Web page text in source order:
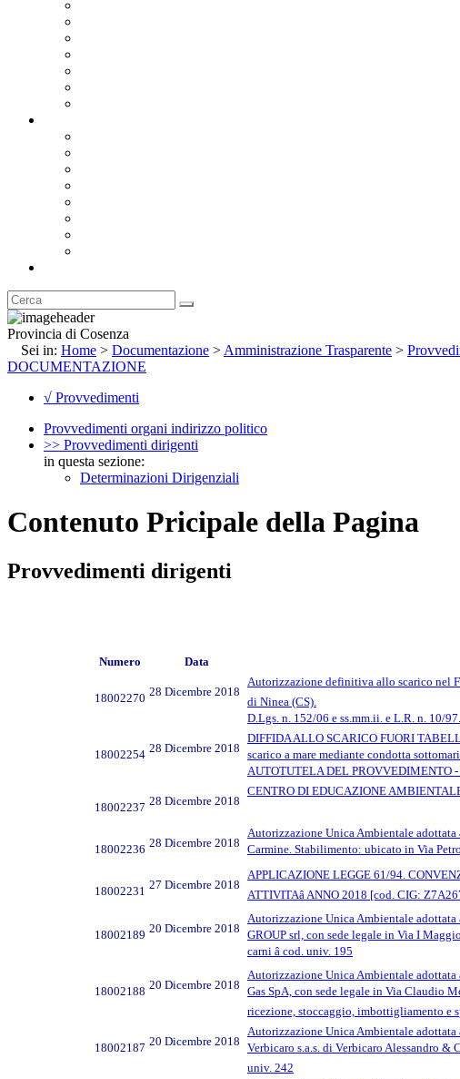
Provincia di Cosenza
Sei in: Home > Documentazione > Amministrazione Trasparente >
DOCUMENTAZIONE
√ Provvedimenti
Provvedimenti organi indirizzo politico
>> Provvedimenti dirigenti
in questa sezione:
Determinazioni Dirigenziali
Contenuto Pricipale della Pagina
Provvedimenti dirigenti
Numero Data
18002270 28 Dicembre 2018
Autorizzazione definitiva allo scarico nel
di Ninea (CS).
D.Lgs. n. 152/06 e ss.mm.ii. e L.R. n. 10/97.
18002254 28 Dicembre 2018
DIFFIDA ALLO SCARICO FUORI
scarico a mare mediante condotta
AUTOTUTELA DEL PROVVEDIMENTO
18002237 28 Dicembre 2018
CENTRO DI EDUCAZIONE AMBIENTALE
18002236 28 Dicembre 2018
Autorizzazione Unica Ambientale
Carmine. Stabilimento: ubicato in Via
18002231 27 Dicembre 2018
APPLICAZIONE LEGGE 61/94.
ATTIVITAâ ANNO 2018 [cod. CIG:
18002189 20 Dicembre 2018
Autorizzazione Unica Ambientale
GROUP srl, con sede legale in Via I
carni â cod. univ. 195
18002188 20 Dicembre 2018
Autorizzazione Unica Ambientale
Gas SpA, con sede legale in Via Claudio
ricezione, stoccaggio, imbottigliamento e
18002187 20 Dicembre 2018
Autorizzazione Unica Ambientale
Verbicaro s.a.s. di Verbicaro Alessandro &
univ. 242